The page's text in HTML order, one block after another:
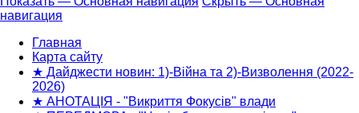
Основная
навигация
навигация
Главная
Карта сайту
★ Дайджести новин: 1)-Війна та 2)-Визволення (2022-
2026)
★ АНОТАЦІЯ - "Викриття Фокусів" влади